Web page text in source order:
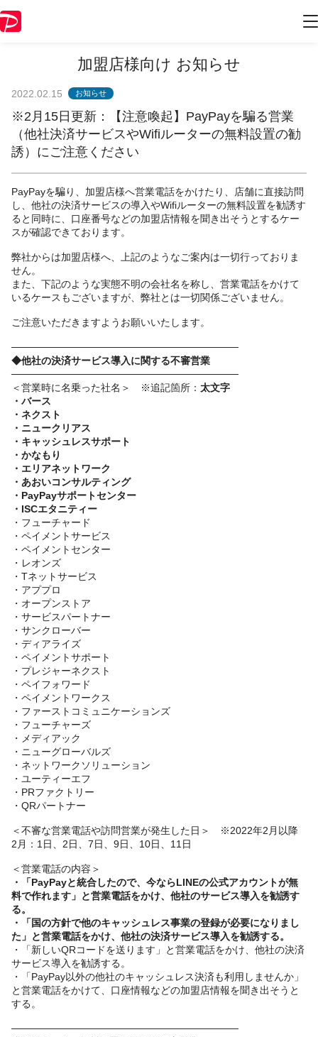
加盟店様向け お知らせ
2022.02.15 お知らせ
※2月15日更新：【注意喚起】PayPayを騙る営業
（他社決済サービスやWifiルーターの無料設置の勧
誘）にご注意ください
PayPayを騙り、加盟店様へ営業電話をかけたり、店舗に直接訪問
し、他社の決済サービスの導入やWifiルーターの無料設置を勧誘す
ると同時に、口座番号などの加盟店情報を聞き出そうとするケー
スが確認できております。
弊社からは加盟店様へ、上記のようなご案内は一切行っておりま
せん。
また、下記のような実態不明の会社名を称し、営業電話をかけて
いるケースもございますが、弊社とは一切関係ございません。
ご注意いただきますようお願いいたします。
────────────────────────────────
◆他社の決済サービス導入に関する不審営業
────────────────────────────────
＜営業時に名乗った社名＞ ※追記箇所： 太文字
・バース
・ネクスト
・ニュークリアス
・キャッシュレスサポート
・かなもり
・エリアネットワーク
・あおいコンサルティング
・PayPayサポートセンター
・ISCエタニティー
・フューチャード
・ペイメントサービス
・ペイメントセンター
・レオンズ
・Tネットサービス
・アププロ
・オープンストア
・サービスパートナー
・サンクローバー
・ディアライズ
・ペイメントサポート
・プレジャーネクスト
・ペイフォワード
・ペイメントワークス
・ファーストコミュニケーションズ
・フューチャーズ
・メディアック
・ニューグローバルズ
・ネットワークソリューション
・ユーティーエフ
・PRファクトリー
・QRパートナー
＜不審な営業電話や訪問営業が発生した日＞ ※2022年2月以降
2月：1日、2日、7日、9日、10日、11日
＜営業電話の内容＞
・「PayPayと統合したので、今ならLINEの公式アカウントが無
料で作れます」と営業電話をかけ、他社のサービス導入を勧誘す
る。
・「国の方針で他のキャッシュレス事業の登録が必要になりまし
た」と営業電話をかけ、他社の決済サービス導入を勧誘する。
・「新しいQRコードを送ります」と営業電話をかけ、他社の決済
サービス導入を勧誘する。
・「PayPay以外の他社のキャッシュレス決済も利用しませんか」
と営業電話をかけて、口座情報などの加盟店情報を聞き出そうと
する。
────────────────────────────────